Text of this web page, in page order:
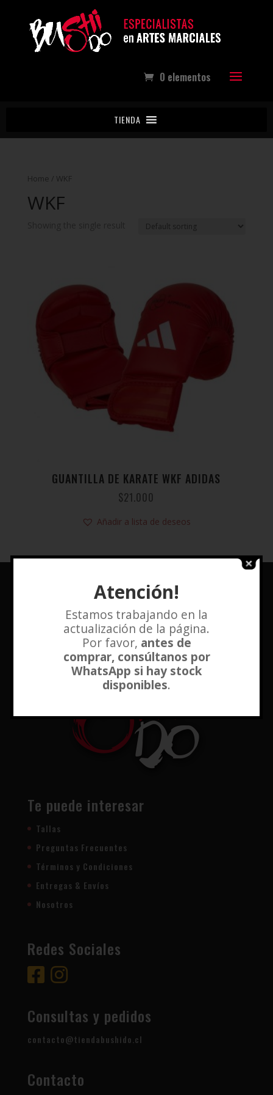
0 elementos
TIENDA
Home / WKF
WKF
GUANTILLA DE KARATE WKF ADIDAS
$21.000
Añadir a lista de deseos
Te puede interesar
Tallas
Preguntas Frecuentes
Términos y Condiciones
Entregas & Envíos
Nosotros
Redes Sociales
Consultas y pedidos
contacto@tiendabushido.cl
Contacto
Atención!
Estamos trabajando en la
actualización de la página.
Por favor, antes de
comprar, consúltanos por
WhatsApp si hay stock
disponibles.